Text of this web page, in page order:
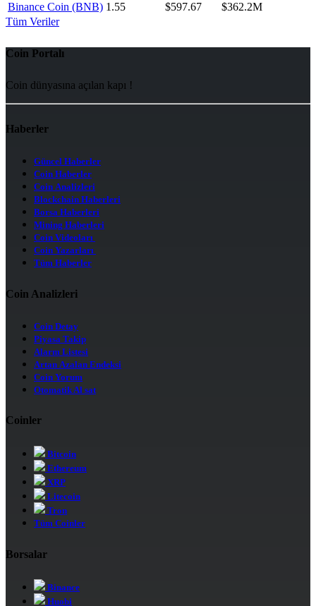
Binance Coin (BNB) 1.55 $597.67
$362.2M
Tüm Veriler
Coin Portalı
Coin dünyasına açılan kapı !
Haberler
Güncel Haberler
Coin Haberler
Coin Analizleri
Blockchain Haberleri
Borsa Haberleri
Mining Haberleri
Coin Videoları
Coin Yazarları
Tüm Haberler
Coin Analizleri
Coin Detay
Piyasa Takip
Alarm Listesi
Artan Azalan Endeksi
Coin Yorum
Otomatik Al sat
Coinler
Bitcoin
Ethereum
XRP
Litecoin
Tron
Tüm Coinler
Borsalar
Binance
Huobi